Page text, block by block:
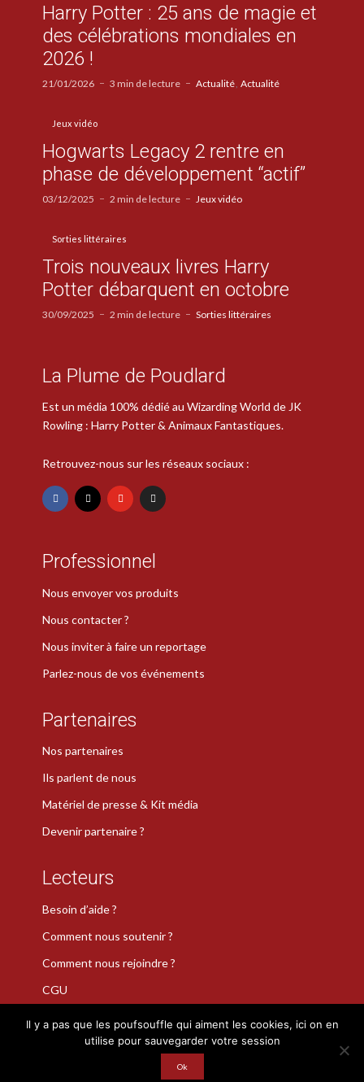
Harry Potter : 25 ans de magie et
des célébrations mondiales en
2026 !
21/01/2026 3 min de lecture Actualité Actualité
Jeux vidéo
Hogwarts Legacy 2 rentre en
phase de développement “actif”
03/12/2025 2 min de lecture Jeux vidéo
Sorties littéraires
Trois nouveaux livres Harry
Potter débarquent en octobre
30/09/2025 2 min de lecture Sorties littéraires
La Plume de Poudlard
Est un média 100% dédié au Wizarding World de JK
Rowling : Harry Potter & Animaux Fantastiques.
Retrouvez-nous sur les réseaux sociaux :
Professionnel
Nous envoyer vos produits
Nous contacter ?
Nous inviter à faire un reportage
Parlez-nous de vos événements
Partenaires
Nos partenaires
Ils parlent de nous
Matériel de presse & Kit média
Devenir partenaire ?
Lecteurs
Besoin d’aide ?
Comment nous soutenir ?
Comment nous rejoindre ?
CGU
La Plume de Poudlard est une marque déposée · Copyright 2026
· Tous droits réservés
Il y a pas que les poufsouffle qui aiment les cookies, ici on en
utilise pour sauvegarder votre session
Ok